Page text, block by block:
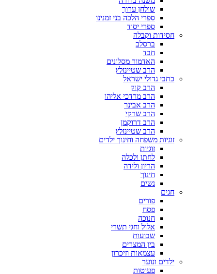
שולחן ערוך
ספרי הלכה בני זמנינו
ספרי יסוד
חסידות וקבלה
ברסלב
חבד
האדמור מסלונים
הרב שטיינזלץ
כתבי גדולי ישראל
הרב קוק
הרב מרדכי אליהו
הרב אבינר
הרב שרקי
הרב דרוקמן
הרב שטיינזלץ
זוגיות משפחה וחינוך ילדים
זוגיות
לחתן ולכלה
הריון ולידה
חינוך
נשים
חגים
פורים
פסח
חנוכה
אלול וחגי תשרי
שבועות
בין המצרים
עצמאות וזיכרון
ילדים ונוער
פעוטות